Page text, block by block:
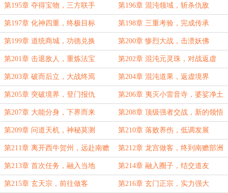
第195章 夺得宝物，三方联手 第196章 混沌领域，斩杀仇敌
第197章 化神四重，终极目标 第198章 三重考验，完成传承
第199章 道统商城，功德兑换 第200章 惨烈大战，击溃妖佛
第201章 击退敌人，重炼法宝 第202章 混沌元灵珠，对战返虚
第203章 破而后立，大战终焉 第204章 混沌道果，返虚境界
第205章 突破境界，登门报仇 第206章 夷灭小雷音寺，婆娑净土
的怒火
第207章 大能分身，下界而来 第208章 顶级强者交战，新的领悟
第209章 问道天机，神秘莫测 第210章 落败养伤，低调发展
第211章 离开西牛贺州，远赴南赡
部洲
第212章 龙宫做客，终到南赡部洲
第213章 首次任务，融入当地 第214章 融入圈子，结交道友
第215章 玄天宗，前往做客 第216章 玄门正宗，实力强大